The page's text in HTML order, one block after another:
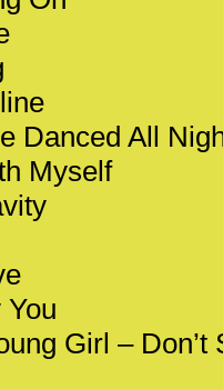
Danced All
Myself
You
Girl – Don’t